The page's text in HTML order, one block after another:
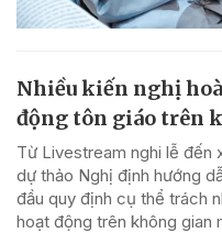
Nhiều kiến nghị
động tôn giáo trên
Từ Livestream nghi lễ đến
dự thảo Nghị định hướng
đầu quy định cụ thể trách
hoạt động trên không gian